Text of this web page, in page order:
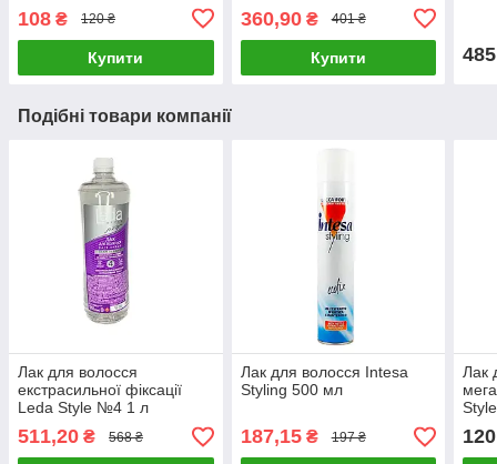
108 ₴ 120 ₴
Купити
360,90₴ 401 ₴
Купити
Подібні товари компанії
Лак для волосся
екстрасильної фіксації
Leda Style №4 1 л
511,20 ₴ 568 ₴
Лак для волосся Intesa
Styling 500 мл
187,15₴ 197 ₴
Лак
120